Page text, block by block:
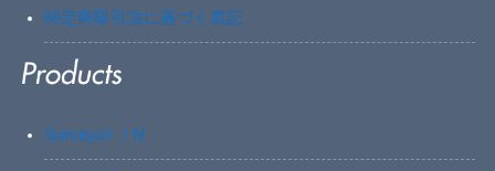
特定商取引法に基づく表記
Surveyor-ⅠN